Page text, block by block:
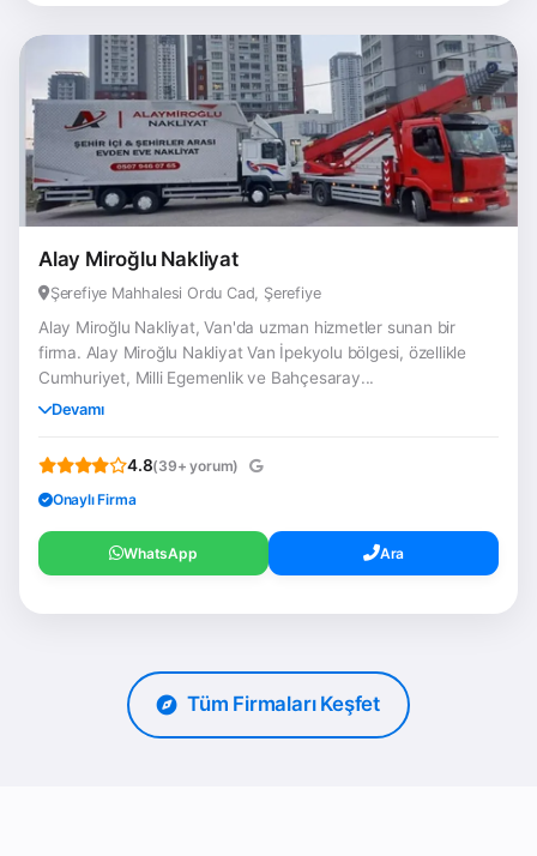
Alay Miroğlu Nakliyat
Şerefiye Mahhalesi Ordu Cad, Şerefiye
Alay Miroğlu Nakliyat, Van'da uzman hizmetler sunan bir
firma. Alay Miroğlu Nakliyat Van İpekyolu bölgesi, özellikle
Cumhuriyet, Milli Egemenlik ve Bahçesaray...
Devamı
4.8(39+ yorum)
Onaylı Firma
WhatsApp Ara
Tüm Firmaları Keşfet